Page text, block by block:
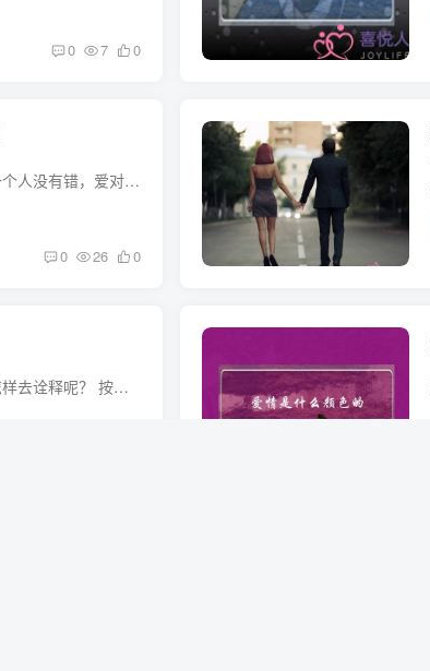
0 7 0
爱上一个已婚女人怎么办， 爱一个人没有错，爱对人那叫爱，爱错人是痛苦，爱一个不该爱的人，你是自找痛苦，有夫之妇，有丈夫，有家庭，在去爱她，就是人们常说的破坏家庭的小三，是种不道德的...
0 26 0
爱情是什么感觉,爱情是什么，怎样去诠释呢？ 按现代科学的提法，人有生物电流，有磁场。生物电流能够互相感应，只要频率相同，就好象收音机接受无线广播电台的讯号一样。 有人说，情感有定向性...